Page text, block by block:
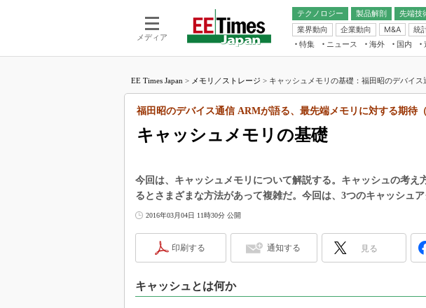
メディア
テクノロジー 製品解剖
先端技
電池／エネルギー
アナログ
マイコン
FPGA
業界動向
企業動向 M&A 統
フィジ
半導体
IoT
電源設
エレク
特集 ニュース 海外 国内
福田昭のデバイス通信
湯之上隆のナノフォーカス
大山聡の業界スコープ
リタイア直前エンジニアの社会人大
学漂流記
踊るバズワード ～Behind the
Buzzword
この10年で起こったこと、次の10年
製品分解で探るアジアの新トレンド
電子ブックレット
EE Times Japan > メモリ／ストレージ > キャッシュメモリの基礎：福田昭のデバイス
キャッシュメモリの基礎
福田昭のデバイス通信 ARMが語る、最先端メモリに対する期待（
今回は、キャッシュメモリについて解説する。キャッシュの考え
るとさまざまな方法があって複雑だ。今回は、3つのキャッシュ
2016年03月04日 11時30分 公開
印刷する 通知する 見る
キャッシュとは何か